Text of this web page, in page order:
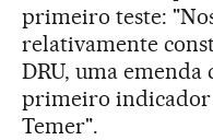
primeiro teste:
relativamente
DRU, uma
primeiro indicador
Temer".